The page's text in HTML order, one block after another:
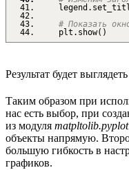
legend.
# Показать
plt. show( )
Результат будет
Таким образом при
нас есть выбор, при
из модуля matpltolib.pyplot
объекты напрямую.
большую гибкость в
графиков.